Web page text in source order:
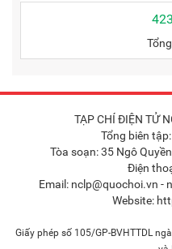
TẠP CHÍ ĐIỆN TỬ
Tổng biên
Tòa soạn: 35 Ngô
Điện
Email: nclp@quochoi.vn -
Website:
Giấy phép số 105/GP-BVHTTDL